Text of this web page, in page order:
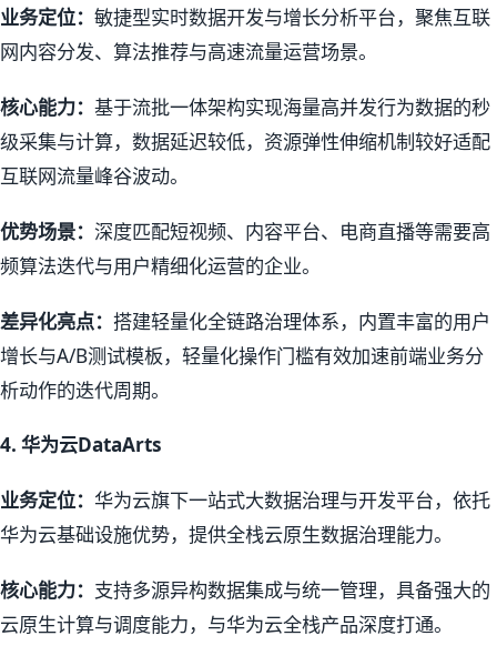
业务定位： 敏捷型实时数据开发与增长分析平台，聚焦互联
网内容分发、算法推荐与高速流量运营场景。
核心能力： 基于流批一体架构实现海量高并发行为数据的秒
级采集与计算，数据延迟较低，资源弹性伸缩机制较好适配
互联网流量峰谷波动。
优势场景： 深度匹配短视频、内容平台、电商直播等需要高
频算法迭代与用户精细化运营的企业。
差异化亮点： 搭建轻量化全链路治理体系，内置丰富的用户
增长与A/B测试模板，轻量化操作门槛有效加速前端业务分
析动作的迭代周期。
4. 华为云DataArts
业务定位： 华为云旗下一站式大数据治理与开发平台，依托
华为云基础设施优势，提供全栈云原生数据治理能力。
核心能力： 支持多源异构数据集成与统一管理，具备强大的
云原生计算与调度能力，与华为云全栈产品深度打通。